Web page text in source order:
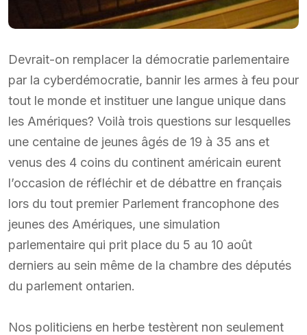
Devrait-on remplacer la démocratie parlementaire
par la cyberdémocratie, bannir les armes à feu pour
tout le monde et instituer une langue unique dans
les Amériques? Voilà trois questions sur lesquelles
une centaine de jeunes âgés de 19 à 35 ans et
venus des 4 coins du continent américain eurent
l’occasion de réfléchir et de débattre en français
lors du tout premier Parlement francophone des
jeunes des Amériques, une simulation
parlementaire qui prit place du 5 au 10 août
derniers au sein même de la chambre des députés
du parlement ontarien.
Nos politiciens en herbe testèrent non seulement